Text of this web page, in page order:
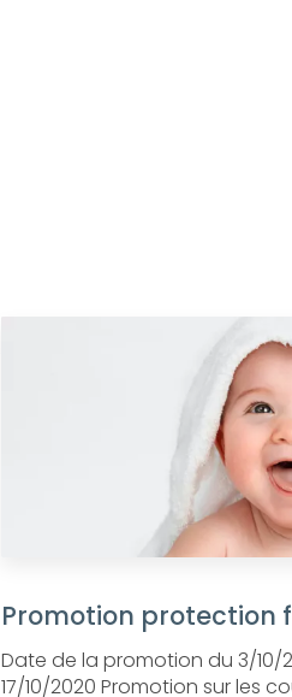
Promotion protection
Date de la promotion du 3/10/
17/10/2020 Promotion sur les